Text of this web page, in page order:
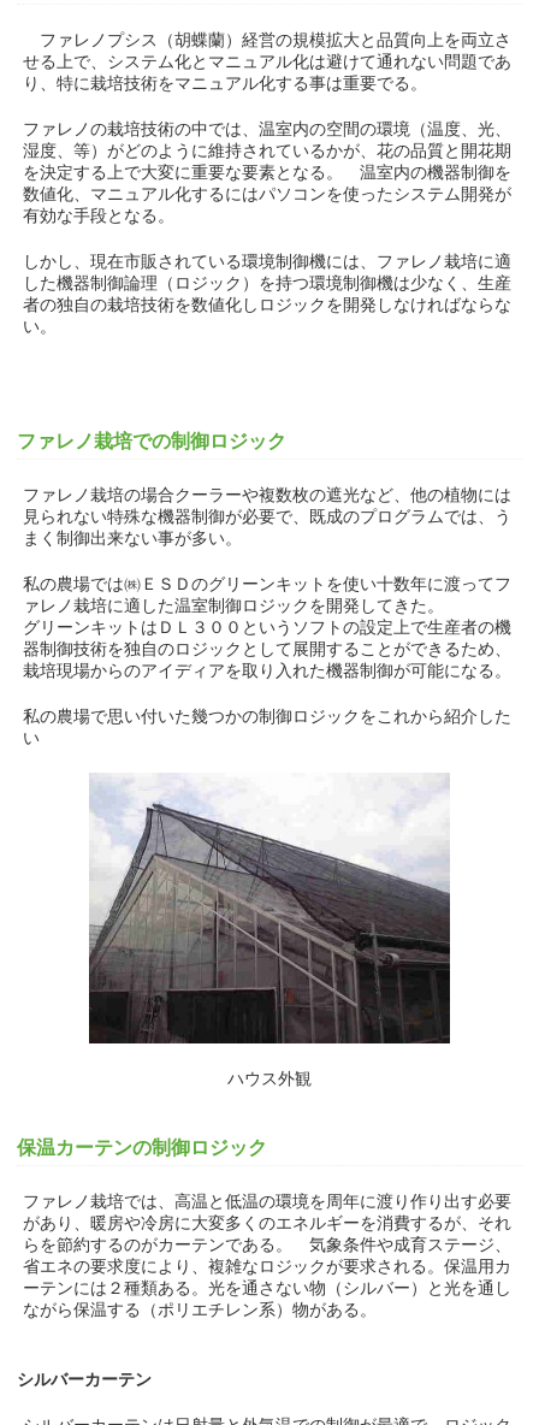
ファレノプシス（胡蝶蘭）経営の規模拡大と品質向上を両立さ
せる上で、システム化とマニュアル化は避けて通れない問題であ
り、特に栽培技術をマニュアル化する事は重要でる。
ファレノの栽培技術の中では、温室内の空間の環境（温度、光、
湿度、等）がどのように維持されているかが、花の品質と開花期
を決定する上で大変に重要な要素となる。 温室内の機器制御を
数値化、マニュアル化するにはパソコンを使ったシステム開発が
有効な手段となる。
しかし、現在市販されている環境制御機には、ファレノ栽培に適
した機器制御論理（ロジック）を持つ環境制御機は少なく、生産
者の独自の栽培技術を数値化しロジックを開発しなければならな
い。
ファレノ栽培での制御ロジック
ファレノ栽培の場合クーラーや複数枚の遮光など、他の植物には
見られない特殊な機器制御が必要で、既成のプログラムでは、う
まく制御出来ない事が多い。
私の農場では㈱ＥＳＤのグリーンキットを使い十数年に渡ってフ
ァレノ栽培に適した温室制御ロジックを開発してきた。
グリーンキットはＤＬ３００というソフトの設定上で生産者の機
器制御技術を独自のロジックとして展開することができるため、
栽培現場からのアイディアを取り入れた機器制御が可能になる。
私の農場で思い付いた幾つかの制御ロジックをこれから紹介した
い
ハウス外観
保温カーテンの制御ロジック
ファレノ栽培では、高温と低温の環境を周年に渡り作り出す必要
があり、暖房や冷房に大変多くのエネルギーを消費するが、それ
らを節約するのがカーテンである。 気象条件や成育ステージ、
省エネの要求度により、複雑なロジックが要求される。保温用カ
ーテンには２種類ある。光を通さない物（シルバー）と光を通し
ながら保温する（ポリエチレン系）物がある。
シルバーカーテン